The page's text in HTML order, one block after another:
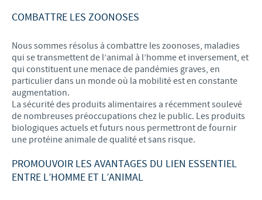
COMBATTRE LES ZOONOSES
Nous sommes résolus à combattre les zoonoses, maladies
qui se transmettent de l’animal à l’homme et inversement, et
qui constituent une menace de pandémies graves, en
particulier dans un monde où la mobilité est en constante
augmentation.
La sécurité des produits alimentaires a récemment soulevé
de nombreuses préoccupations chez le public. Les produits
biologiques actuels et futurs nous permettront de fournir
une protéine animale de qualité et sans risque.
PROMOUVOIR LES AVANTAGES DU LIEN ESSENTIEL
ENTRE L’HOMME ET L’ANIMAL